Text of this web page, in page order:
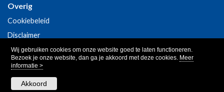
Wij gebruiken cookies om onze website goed te laten functioneren.
Bezoek je onze website, dan ga je akkoord met deze cookies. Meer
informatie >
Akkoord
Overig
Cookiebeleid
Disclaimer
Privacy